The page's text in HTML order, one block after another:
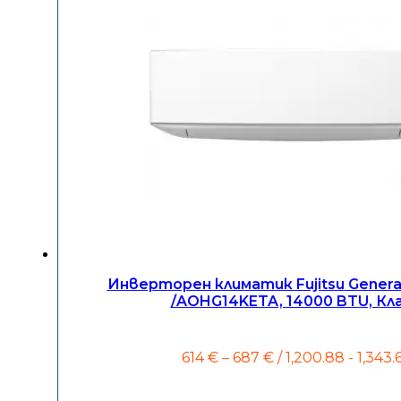
Инверторен климатик Fujitsu
/AOHG14KETA, 14000 BTU,
614€ – 687 €Price
/ 1,200.88 -